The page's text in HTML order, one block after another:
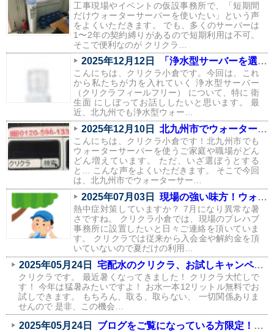
工事現場やイベントの仮設事務所で、「短期間
だけウォーターサーバーを使いたい」という声
をよくいただきます。 でも、多くのサーバーは
1〜2年の契約縛りがあるので短期利用は不可。
そこで便利なのが クリクラ…
2025年12月12日 「浄水型サーバーを選ぶなら“衛生管理”が最重要。クリクラフィールフリーの本体丸ごと交換が安心な理由」
こんにちは、クリクラ小倉です。今回は、これ
から私たちが力を入れていく 浄水型サーバー
（クリクラフィールフリー） について、特に 衛
生面 にしぼってお話ししたいと思います。 最
近、北九州でも浄水型ウォー…
2025年12月10日 北九州市でウォーターサーバーを選ぶときのポイント
こんにちは、クリクラ小倉です！北九州市でも
ウォーターサーバーを使うご家庭や職場がどん
どん増えています。 ただ、いざ選ぼうとする
と… こんな声をよくいただきます。 そこで今回
は、北九州市でウォーターサー…
2025年07月03日 現場の強い味方！ウォーターサーバー夏だけの利用でもOK！熱中症対策！～福岡～
熱中症対策していますか？ 7月になり異常な暑
さですね。 クリクラ小倉では、現場のプレハブ
事務所に設置したいと日々ご連絡を頂いていま
す。 クリクラでは従来から入会金や解約金を頂
いていないので夏だけの利用…
2025年05月24日 宅配水のクリクラ、お試しキャンペーン中です！！
クリクラです。 最近暑くなってきました！ クリクラ大忙しで
す！ 今年は猛暑みたいですよ！ お水一本12リットル無料でお
試しできます。 もちろん、取る、取らない、 一切関係ありま
せんので 是非、この機会…
2025年05月24日 ブログをご覧になっている方限定！新規契約でお水８本プレゼント！